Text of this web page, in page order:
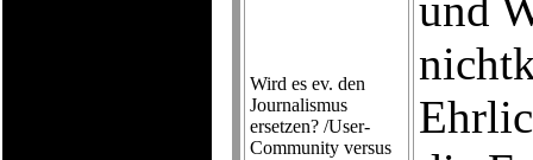
Wird es ev. den
Journalismus
ersetzen? /User-
Community versus